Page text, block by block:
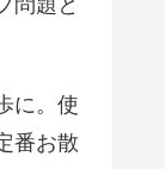
に。使
番お散